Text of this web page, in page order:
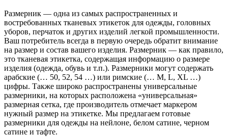
Размерник — одна из самых распространенных и
востребованных тканевых этикеток для одежды, головных
уборов, перчаток и других изделий легкой промышленности.
Ваш потребитель всегда в первую очередь обратит внимание
на размер и состав вашего изделия. Размерник — как правило,
это тканевая этикетка, содержащая информацию о размере
изделия (одежда, обувь и т.п.). Размерники могут содержать
арабские (… 50, 52, 54 …) или римские (… M, L, XL …)
цифры. Также широко распространены универсальные
размерники, на которых расположена «универсальная»
размерная сетка, где производитель отмечает маркером
нужный размер на этикетке. Мы предлагаем готовые
размерники для одежды на нейлоне, белом сатине, черном
сатине и тафте.